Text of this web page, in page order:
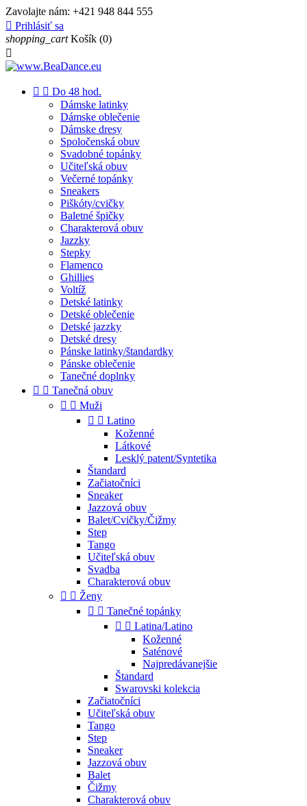
Zavolajte nám: +421 948 844 555
 Prihlásiť sa
shopping_cart Košík (0)

  Do 48 hod.
Dámske latinky
Dámske oblečenie
Dámske dresy
Spoločenská obuv
Svadobné topánky
Učiteľská obuv
Večerné topánky
Sneakers
Piškóty/cvičky
Baletné špičky
Charakterová obuv
Jazzky
Stepky
Flamenco
Ghillies
Voltíž
Detské latinky
Detské oblečenie
Detské jazzky
Detské dresy
Pánske latinky/štandardky
Pánske oblečenie
Tanečné doplnky
  Tanečná obuv
  Muži
  Latino
Koženné
Látkové
Lesklý patent/Syntetika
Štandard
Začiatočníci
Sneaker
Jazzová obuv
Balet/Cvičky/Čižmy
Step
Tango
Učiteľská obuv
Svadba
Charakterová obuv
  Ženy
  Tanečné topánky
  Latina/Latino
Koženné
Saténové
Najpredávanejšie
Štandard
Swarovski kolekcia
Začiatočníci
Učiteľská obuv
Tango
Step
Sneaker
Jazzová obuv
Balet
Čižmy
Charakterová obuv